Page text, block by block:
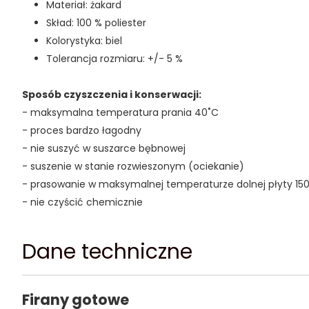
Materiał: żakard
Skład: 100 % poliester
Kolorystyka: biel
Tolerancja rozmiaru: +/- 5 %
Sposób czyszczenia i konserwacji:
- maksymalna temperatura prania 40˚C
- proces bardzo łagodny
- nie suszyć w suszarce bębnowej
- suszenie w stanie rozwieszonym (ociekanie)
- prasowanie w maksymalnej temperaturze dolnej płyty
- nie czyścić chemicznie
Dane techniczne
Firany gotowe